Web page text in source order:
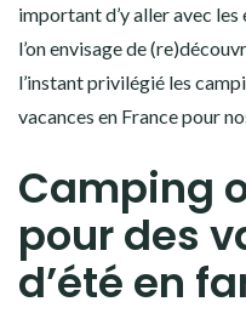
important d’y aller avec
l’on envisage de
l’instant privilégié les
vacances en France pour
Camping
pour des
d’été en